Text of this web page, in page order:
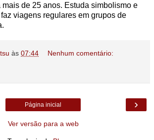
de 25 anos. Estuda simbolismo e
viagens regulares em grupos de
às 07:44 Nenhum comentário:
›
Página inicial
Ver versão para a web